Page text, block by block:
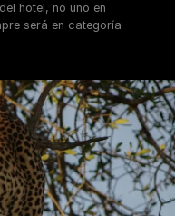
hotel, no uno en
será en categoría